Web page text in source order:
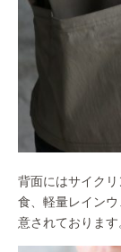
背面にはサイク
食、軽量レイン
意されております